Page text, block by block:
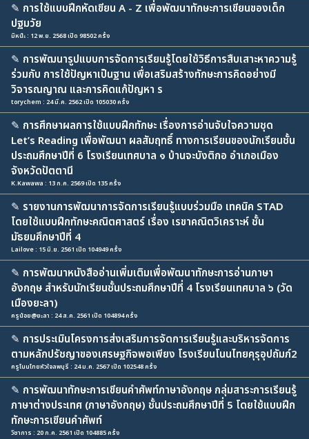
✎ การใช้แบบฝึกหัดเขียน A - Z เพื่อพัฒนาทักษะการเขียนของเด็ก
ปฐมวัย
มิหน๊ะ : 12 พ.ย. 2568 เปิด 98502 ครั้ง
✎ การพัฒนารูปแบบการจัดการเรียนรู้โดยใช้วิธีการสืบเสาะหาความรู้
ร่วมกับ การใช้ปัญหาเป็นฐาน เพื่อเสริมสร้างทักษะการคิดอย่างมี
วิจารณญาณ และการคิดแก้ปัญหา ร
torychem : 24 มี.ค. 2562 เปิด 105030 ครั้ง
✎ การศึกษาผลการใช้แบบฝึกทักษะ เรื่องการอ่านจับใจความชุด
Let’s Reading เพื่อพัฒนา ผลสัมฤทธิ์ ทางการเรียนของนักเรียนชั้น
ประถมศึกษาปีที่ 6 โรงเรียนเทศบาล ๑ บ้านจะบังติกอ อำเภอเมือง
จังหวัดปัตตานี
K.Kawawa : 13 ก.ค. 2569 เปิด 135 ครั้ง
✎ รายงานการพัฒนาการจัดการเรียนรู้แบบร่วมมือ เทคนิค STAD
โดยใช้แบบฝึกทักษะคณิตศาสตร์ เรื่อง เรขาคณิตวิเคราะห์ ชั้น
มัธยมศึกษาปีที่ 4
Lailove : 15 มิ.ย. 2561 เปิด 104949 ครั้ง
✎ การพัฒนาหนังสืออ่านเพิ่มเติมเพื่อพัฒนาทักษะการอ่านภาษา
อังกฤษ สำหรับนักเรียนชั้นประถมศึกษาปีที่ 4 โรงเรียนเทศบาล ๖ (วัด
เมืองยะลา)
ครูน้อย@ยะลา : 24 ส.ค. 2561 เปิด 104894 ครั้ง
✎ การประเมินโครงการส่งเสริมการจัดการเรียนรู้และบริหารจัดการ
ตามหลักปรัชญาของเศรษฐกิจพอเพียง โรงเรียนโนนไทยคุรุอุปถัมภ์2
ครูโนนไทยหัวใจลพบุรี : 24 ม.ค. 2567 เปิด 102548 ครั้ง
✎ การพัฒนาทักษะการเขียนคำศัพท์ภาษาอังกฤษ กลุ่มสาระการเรียนรู้
ภาษาต่างประเทศ (ภาษาอังกฤษ) ชั้นประถมศึกษาปีที่ 5 โดยใช้แบบฝึก
ทักษะการเขียนคำศัพท์
วิชาการ : 20 ก.ค. 2561 เปิด 104885 ครั้ง